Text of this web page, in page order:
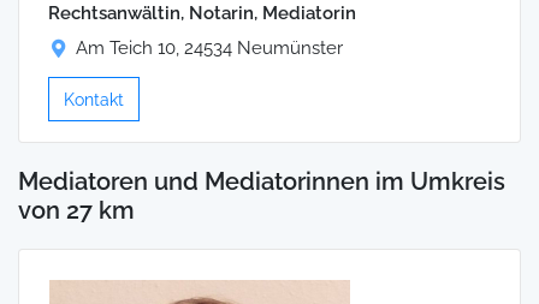
Rechtsanwältin, Notarin, Mediatorin
Am Teich 10, 24534 Neumünster
Kontakt
Mediatoren und Mediatorinnen im Umkreis
von 27 km